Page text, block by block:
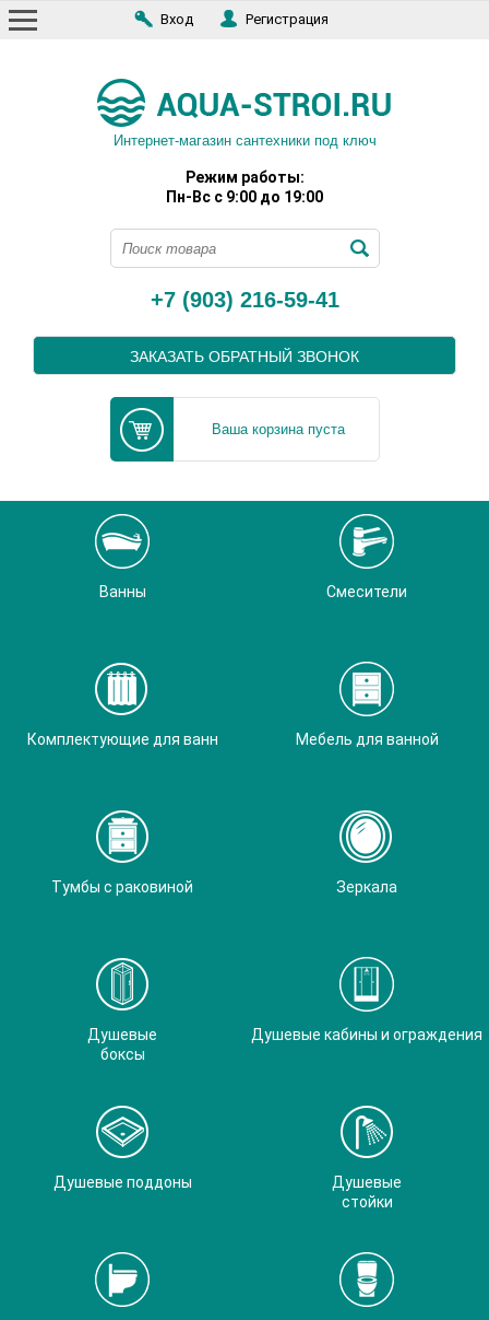
Вход Регистрация
Интернет-магазин сантехники под ключ
Режим работы:
Пн-Вс с 9:00 до 19:00
+7 (903) 216-59-41
ЗАКАЗАТЬ ОБРАТНЫЙ ЗВОНОК
Ваша корзина пуста
Ванны Смесители
Комплектующие для ванн Мебель для ванной
Тумбы с раковиной Зеркала
Душевые
боксы
Душевые кабины и ограждения
Душевые поддоны
Душевые
стойки